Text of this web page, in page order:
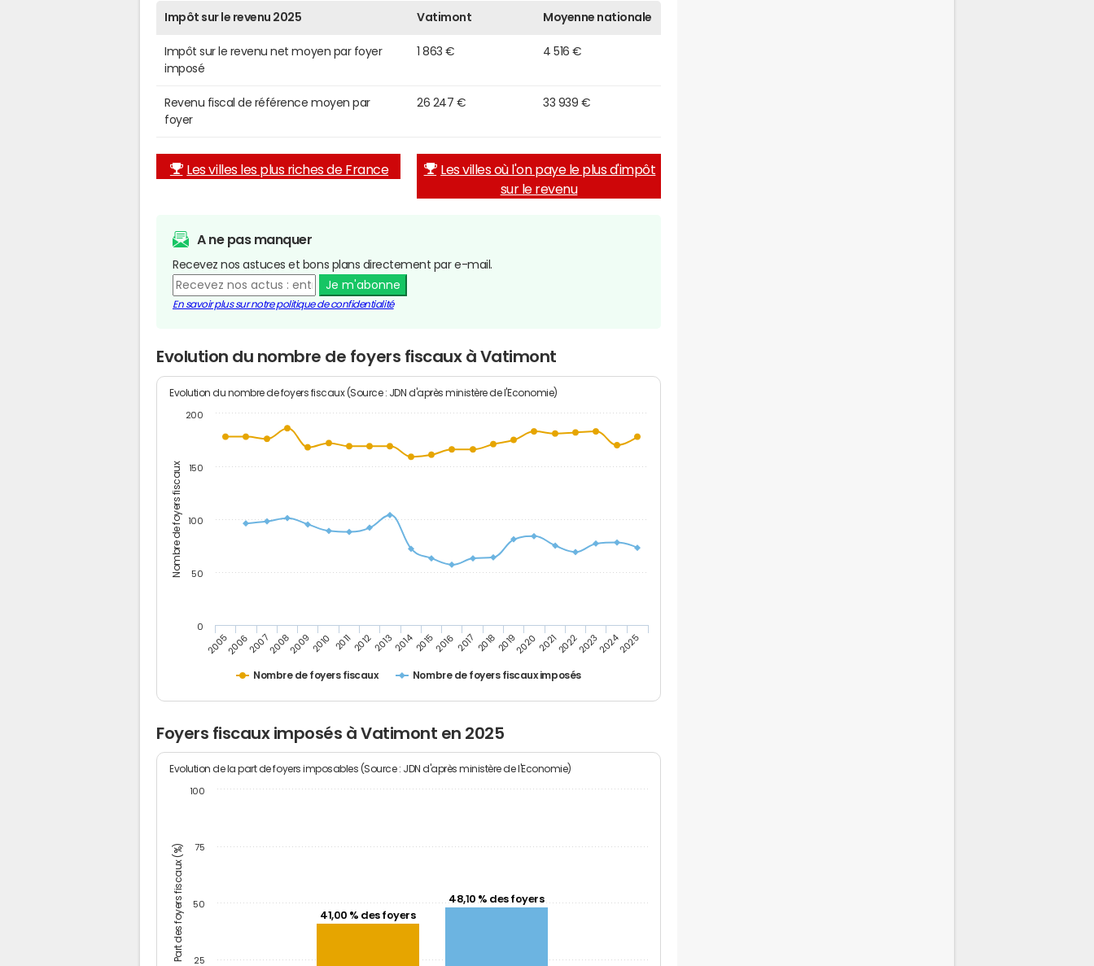
Impôt sur le revenu 2025 Vatimont Moyenne nationale
Impôt sur le revenu net moyen par foyer
imposé
1 863 € 4 516 €
Revenu fiscal de référence moyen par
foyer
26 247 € 33 939 €
Les villes les plus riches de France
Les villes où l'on paye le plus d'impôt
sur le revenu
A ne pas manquer
Recevez nos astuces et bons plans directement par e-mail.
Je m'abonne
En savoir plus sur notre politique de confidentialité
Evolution du nombre de foyers fiscaux à Vatimont
Nombre de foyers fiscaux
Evolution du nombre de foyers fiscaux (Source : JDN d'après ministère de l'Economie)
Nombre de foyers fiscaux Nombre de foyers fiscaux imposés
200520062007200820092010 201120122013201420152016 2017 20182019202020212022202320242025
0
50
100
150
200
Foyers fiscaux imposés à Vatimont en 2025
Part des foyers fiscaux (%)
Evolution de la part de foyers imposables (Source : JDN d'après ministère de l'Economie)
41,00 % des foyers
48,10 % des foyers
25
50
75
100